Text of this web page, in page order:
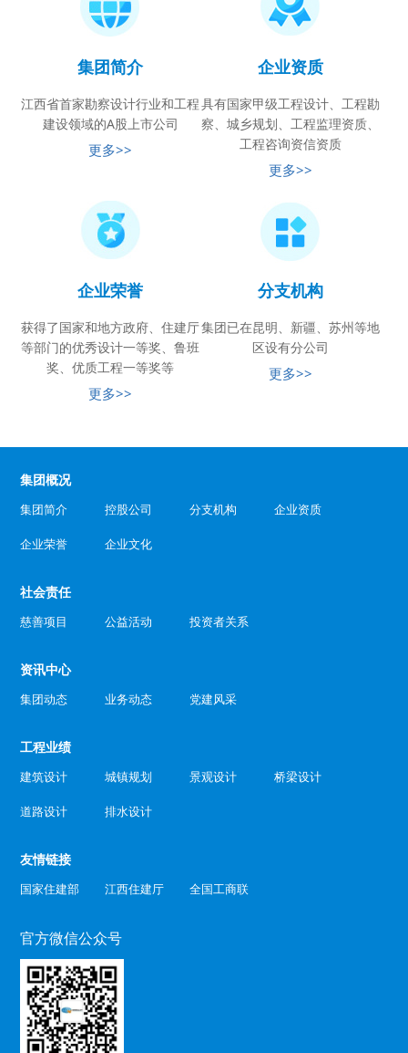
集团简介
江西省首家勘察设计行业和工程
建设领域的A股上市公司
更多>>
企业资质
具有国家甲级工程设计、工程勘
察、城乡规划、工程监理资质、
工程咨询资信资质
更多>>
企业荣誉
获得了国家和地方政府、住建厅
等部门的优秀设计一等奖、鲁班
奖、优质工程一等奖等
更多>>
分支机构
集团已在昆明、新疆、苏州等地
区设有分公司
更多>>
集团概况
集团简介 控股公司 分支机构 企业资质
企业荣誉 企业文化
社会责任
慈善项目 公益活动 投资者关系
资讯中心
集团动态 业务动态 党建风采
工程业绩
建筑设计 城镇规划 景观设计 桥梁设计
道路设计 排水设计
友情链接
国家住建部 江西住建厅 全国工商联
官方微信公众号